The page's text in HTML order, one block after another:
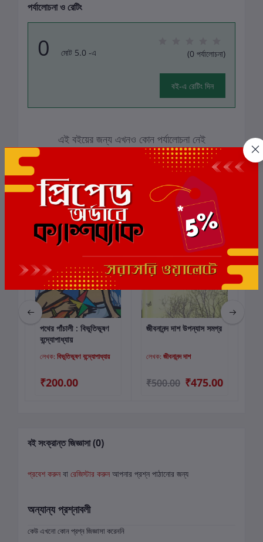
পর্যালোচনা ও রেটিং
0 মোট 5.0 -এ (0 পর্যালোচনা)
বই-এ রেটিং দিন
এই বইয়ের জন্য এখনও কোন পর্যালোচনা নেই
সংশ্লিষ্ট বই
কার্টে যোগ করুন
পথের পাঁচালী : বিভূতিভূষণ
বন্দ্যোপাধ্যায়
লেখক: বিভূতিভূষণ বন্দ্যোপাধ্যায়
₹200.00
কার্টে যোগ করুন
জীবনানন্দ দাশ উপন্যাস সমগ্র
লেখক: জীবনানন্দ দাশ
₹500.00 ₹475.00
বই সংক্রান্ত জিজ্ঞাসা (0)
প্রবেশ করুন বা রেজিস্টার করুন আপনার প্রশ্ন পাঠানোর জন্য
অন্যান্য প্রশ্নাবলী
কেউ এখনো কোন প্রশ্ন জিজ্ঞাসা করেননি